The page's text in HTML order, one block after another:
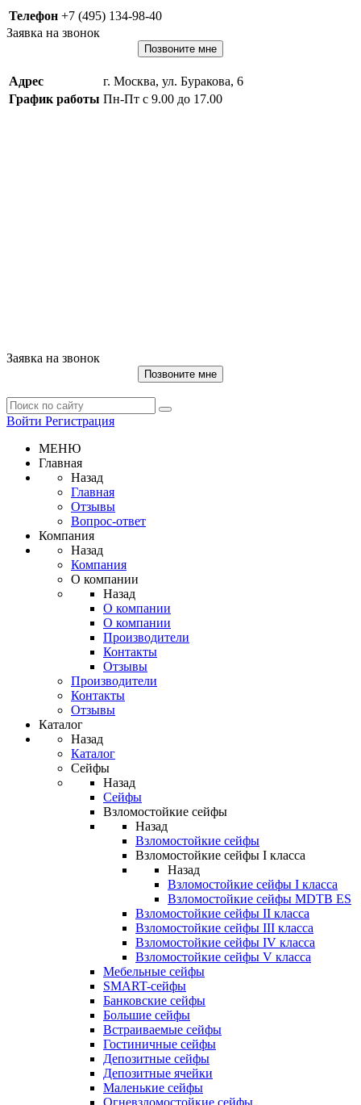
Телефон +7 (495) 134-98-40
Заявка на звонок
Позвоните мне
Адрес
г. Москва, ул. Буракова, 6
График работы Пн-Пт с 9.00 до 17.00
Заявка на звонок
Позвоните мне
Войти Регистрация
МЕНЮ
Главная
Назад
Главная
Отзывы
Вопрос-ответ
Компания
Назад
Компания
О компании
Назад
О компании
О компании
Производители
Контакты
Отзывы
Производители
Контакты
Отзывы
Каталог
Назад
Каталог
Сейфы
Назад
Сейфы
Взломостойкие сейфы
Назад
Взломостойкие сейфы
Взломостойкие сейфы I класса
Назад
Взломостойкие сейфы I класса
Взломостойкие сейфы MDTB ES
Взломостойкие сейфы II класса
Взломостойкие сейфы III класса
Взломостойкие сейфы IV класса
Взломостойкие сейфы V класса
Мебельные сейфы
SMART-сейфы
Банковские сейфы
Большие сейфы
Встраиваемые сейфы
Гостиничные сейфы
Депозитные сейфы
Депозитные ячейки
Маленькие сейфы
Огневзломостойкие сейфы